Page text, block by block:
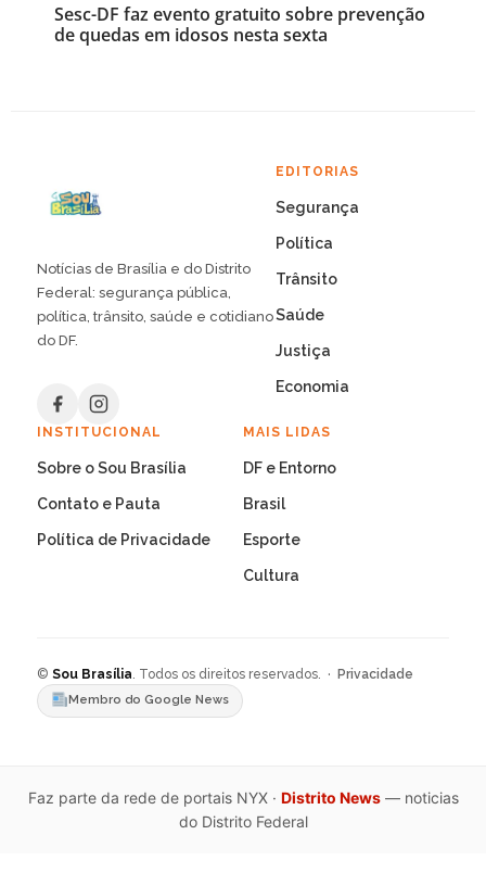
Sesc-DF faz evento gratuito sobre prevenção
de quedas em idosos nesta sexta
Notícias de Brasília e do Distrito
Federal: segurança pública,
política, trânsito, saúde e cotidiano
do DF.
EDITORIAS
Segurança
Política
Trânsito
Saúde
Justiça
Economia
INSTITUCIONAL
Sobre o Sou Brasília
Contato e Pauta
Política de Privacidade
MAIS LIDAS
DF e Entorno
Brasil
Esporte
Cultura
© Sou Brasília . Todos os direitos reservados. · Privacidade
Membro do Google News
Faz parte da rede de portais NYX · Distrito News— noticias
do Distrito Federal